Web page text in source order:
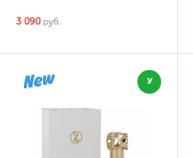
3 090 руб.
У